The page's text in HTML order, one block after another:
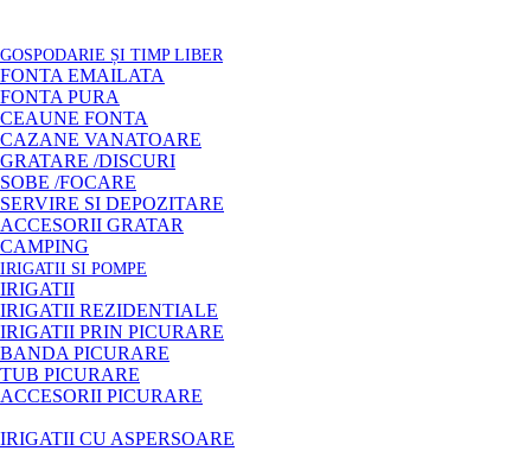
GOSPODARIE ȘI TIMP LIBER
FONTA EMAILATA
FONTA PURA
CEAUNE FONTA
CAZANE VANATOARE
GRATARE /DISCURI
SOBE /FOCARE
SERVIRE SI DEPOZITARE
ACCESORII GRATAR
CAMPING
IRIGATII SI POMPE
IRIGATII
IRIGATII REZIDENTIALE
IRIGATII PRIN PICURARE
BANDA PICURARE
TUB PICURARE
ACCESORII PICURARE
IRIGATII CU ASPERSOARE